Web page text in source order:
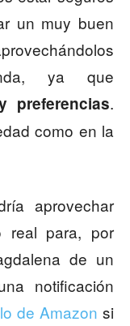
un muy buen
ya que
preferencias.
como en la
aprovechar
real para, por
de un
notificación
de Amazon si